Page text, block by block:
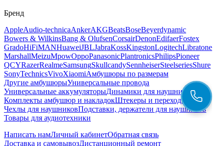
Бренд
AppleAudio-technicaAnkerAKGBeatsBoseBeyerdynamic
Bowers & WilkinsBang & OlufsenCorsairDenonEdifaerFostex
GradoHiFiMANHuaweiJBLJabraKossKingstonLogitechLibratone
MarshallMeizuMpowOppoPanasonicPlantronicsPhilipsPioneer
QCYRazerRealmeSamsungSkullcandySennheiserSteelseriesShure
SonyTechnicsVivoXiaomiАмбушюры по размерам
Другие амбушюрыУниверсальные провода
Универсальные аккумуляторыДинамики для наушников
Комплекты амбушюр и накладокШтекеры и переходники
Чехлы для наушниковПодставки, держатели для наушников
Товары для аудиотехники
Написать намЛичный кабинетОбратная связь
Доставка и самовывозДистанционный ремонт